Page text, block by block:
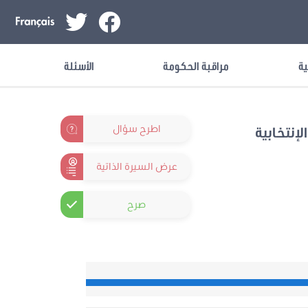
مراقبة الحكومة الأسئلة
اطرح سؤال
عرض السيرة الذاتية
صرح